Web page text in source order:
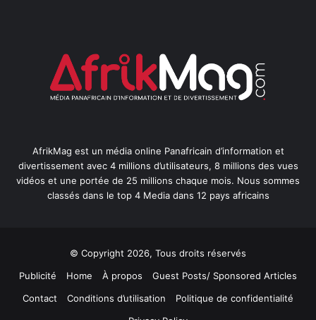
AfrikMag est un média online Panafricain d’information et
divertissement avec 4 millions d’utilisateurs, 8 millions des vues
vidéos et une portée de 25 millions chaque mois. Nous sommes
classés dans le top 4 Media dans 12 pays africains
© Copyright 2026, Tous droits réservés
Publicité
Home À propos
Guest Posts/ Sponsored Articles
Contact
Conditions d’utilisation
Politique de confidentialité